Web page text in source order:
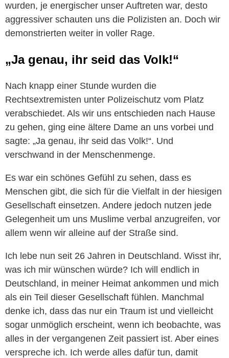
wurden, je energischer unser Auftreten war, desto
aggressiver schauten uns die Polizisten an. Doch wir
demonstrierten weiter in voller Rage.
„Ja genau, ihr seid das Volk!“
Nach knapp einer Stunde wurden die
Rechtsextremisten unter Polizeischutz vom Platz
verabschiedet. Als wir uns entschieden nach Hause
zu gehen, ging eine ältere Dame an uns vorbei und
sagte: „Ja genau, ihr seid das Volk!“. Und
verschwand in der Menschenmenge.
Es war ein schönes Gefühl zu sehen, dass es
Menschen gibt, die sich für die Vielfalt in der hiesigen
Gesellschaft einsetzen. Andere jedoch nutzen jede
Gelegenheit um uns Muslime verbal anzugreifen, vor
allem wenn wir alleine auf der Straße sind.
Ich lebe nun seit 26 Jahren in Deutschland. Wisst ihr,
was ich mir wünschen würde? Ich will endlich in
Deutschland, in meiner Heimat ankommen und mich
als ein Teil dieser Gesellschaft fühlen. Manchmal
denke ich, dass das nur ein Traum ist und vielleicht
sogar unmöglich erscheint, wenn ich beobachte, was
alles in der vergangenen Zeit passiert ist. Aber eines
verspreche ich. Ich werde alles dafür tun, damit